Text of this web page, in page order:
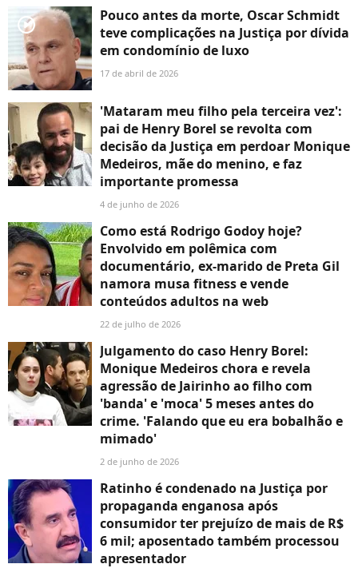
player2
Pouco antes da morte, Oscar Schmidt
teve complicações na Justiça por dívida
em condomínio de luxo
17 de abril de 2026
'Mataram meu filho pela terceira vez':
pai de Henry Borel se revolta com
decisão da Justiça em perdoar Monique
Medeiros, mãe do menino, e faz
importante promessa
4 de junho de 2026
Como está Rodrigo Godoy hoje?
Envolvido em polêmica com
documentário, ex-marido de Preta Gil
namora musa fitness e vende
conteúdos adultos na web
22 de julho de 2026
Julgamento do caso Henry Borel:
Monique Medeiros chora e revela
agressão de Jairinho ao filho com
'banda' e 'moca' 5 meses antes do
crime. 'Falando que eu era bobalhão e
mimado'
2 de junho de 2026
Ratinho é condenado na Justiça por
propaganda enganosa após
consumidor ter prejuízo de mais de R$
6 mil; aposentado também processou
apresentador